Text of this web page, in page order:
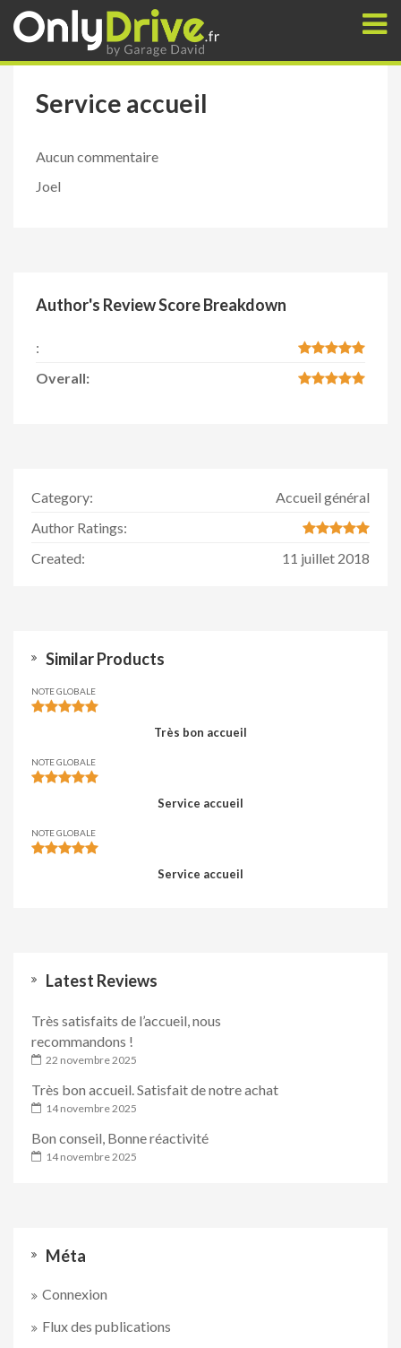
Service accueil
Aucun commentaire
Joel
Author's Review Score Breakdown
:
Overall:
Category:
Accueil général
Author Ratings:
Created:
11 juillet 2018
Similar Products
NOTE GLOBALE
Très bon accueil
NOTE GLOBALE
Service accueil
NOTE GLOBALE
Service accueil
Latest Reviews
Très satisfaits de l’accueil, nous
recommandons !
22 novembre 2025
Très bon accueil. Satisfait de notre achat
14 novembre 2025
Bon conseil, Bonne réactivité
14 novembre 2025
Méta
Connexion
Flux des publications